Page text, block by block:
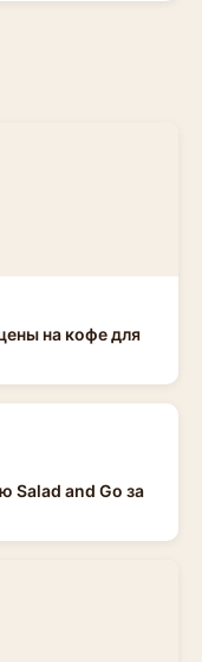
на кофе для
Salad and Go за